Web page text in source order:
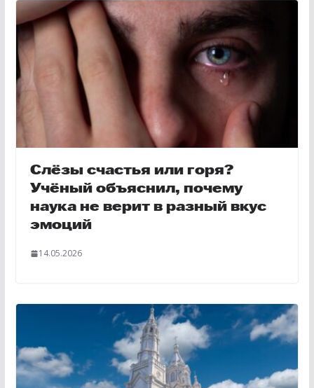
Слёзы счастья или горя?
Учёный объяснил, почему
наука не верит в разный вкус
эмоций
14.05.2026